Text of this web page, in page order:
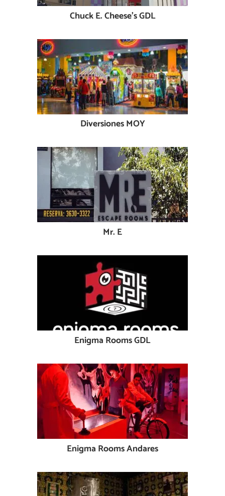
Chuck E. Cheese's GDL
Diversiones MOY
Mr. E
Enigma Rooms GDL
Enigma Rooms Andares